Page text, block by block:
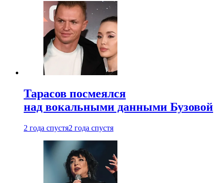
Тарасов посмеялся
над вокальными данными Бузовой
2 года спустя2 года спустя